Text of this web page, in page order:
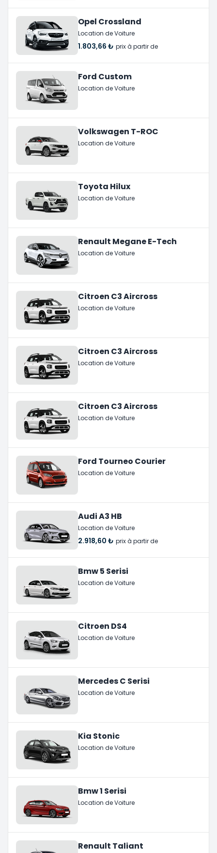
Opel Crossland
Location de Voiture
1.803,66 ₺ prix à partir de
Ford Custom
Location de Voiture
Volkswagen T-ROC
Location de Voiture
Toyota Hilux
Location de Voiture
Renault Megane E-Tech
Location de Voiture
Citroen C3 Aircross
Location de Voiture
Citroen C3 Aircross
Location de Voiture
Citroen C3 Aircross
Location de Voiture
Ford Tourneo Courier
Location de Voiture
Audi A3 HB
Location de Voiture
2.918,60 ₺ prix à partir de
Bmw 5 Serisi
Location de Voiture
Citroen DS4
Location de Voiture
Mercedes C Serisi
Location de Voiture
Kia Stonic
Location de Voiture
Bmw 1 Serisi
Location de Voiture
Renault Taliant